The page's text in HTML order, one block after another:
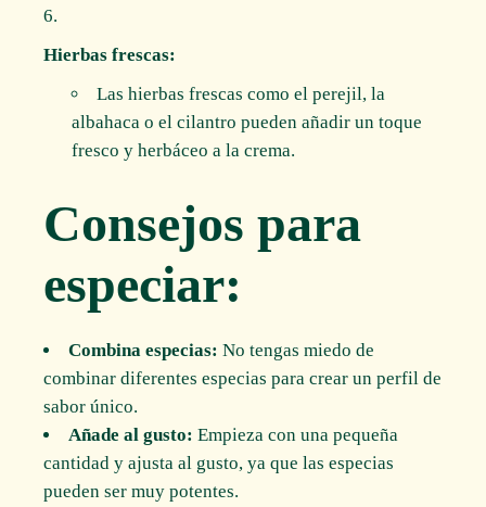
Hierbas frescas:
Las hierbas frescas como el perejil, la
albahaca o el cilantro pueden añadir un toque
fresco y herbáceo a la crema.
Consejos para
especiar:
Combina especias: No tengas miedo de
combinar diferentes especias para crear un perfil de
sabor único.
Añade al gusto: Empieza con una pequeña
cantidad y ajusta al gusto, ya que las especias
pueden ser muy potentes.